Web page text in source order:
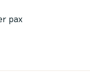
pax